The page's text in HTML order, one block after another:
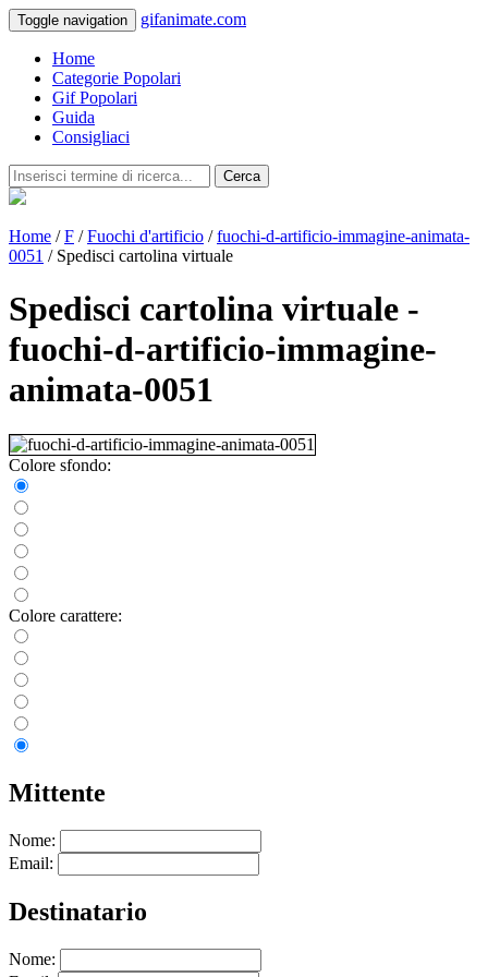
Toggle navigation gifanimate.com
Home
Categorie Popolari
Gif Popolari
Guida
Consigliaci
Cerca
Home /F /Fuochi d'artificio /fuochi-d-artificio-immagine-animata-
0051 / Spedisci cartolina virtuale
Spedisci cartolina virtuale -
fuochi-d-artificio-immagine-
animata-0051
Colore sfondo:
Colore carattere:
Mittente
Nome:
Email:
Destinatario
Nome: